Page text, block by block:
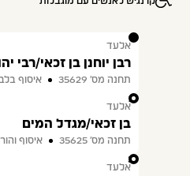
1
אלעד
רבן יוחנן בן זכאי/רבי
תחנה מס׳ 35629 איסוף
2
אלעד
בן זכאי/מגדל המים
תחנה מס׳ 35625 איסוף
3
אלעד